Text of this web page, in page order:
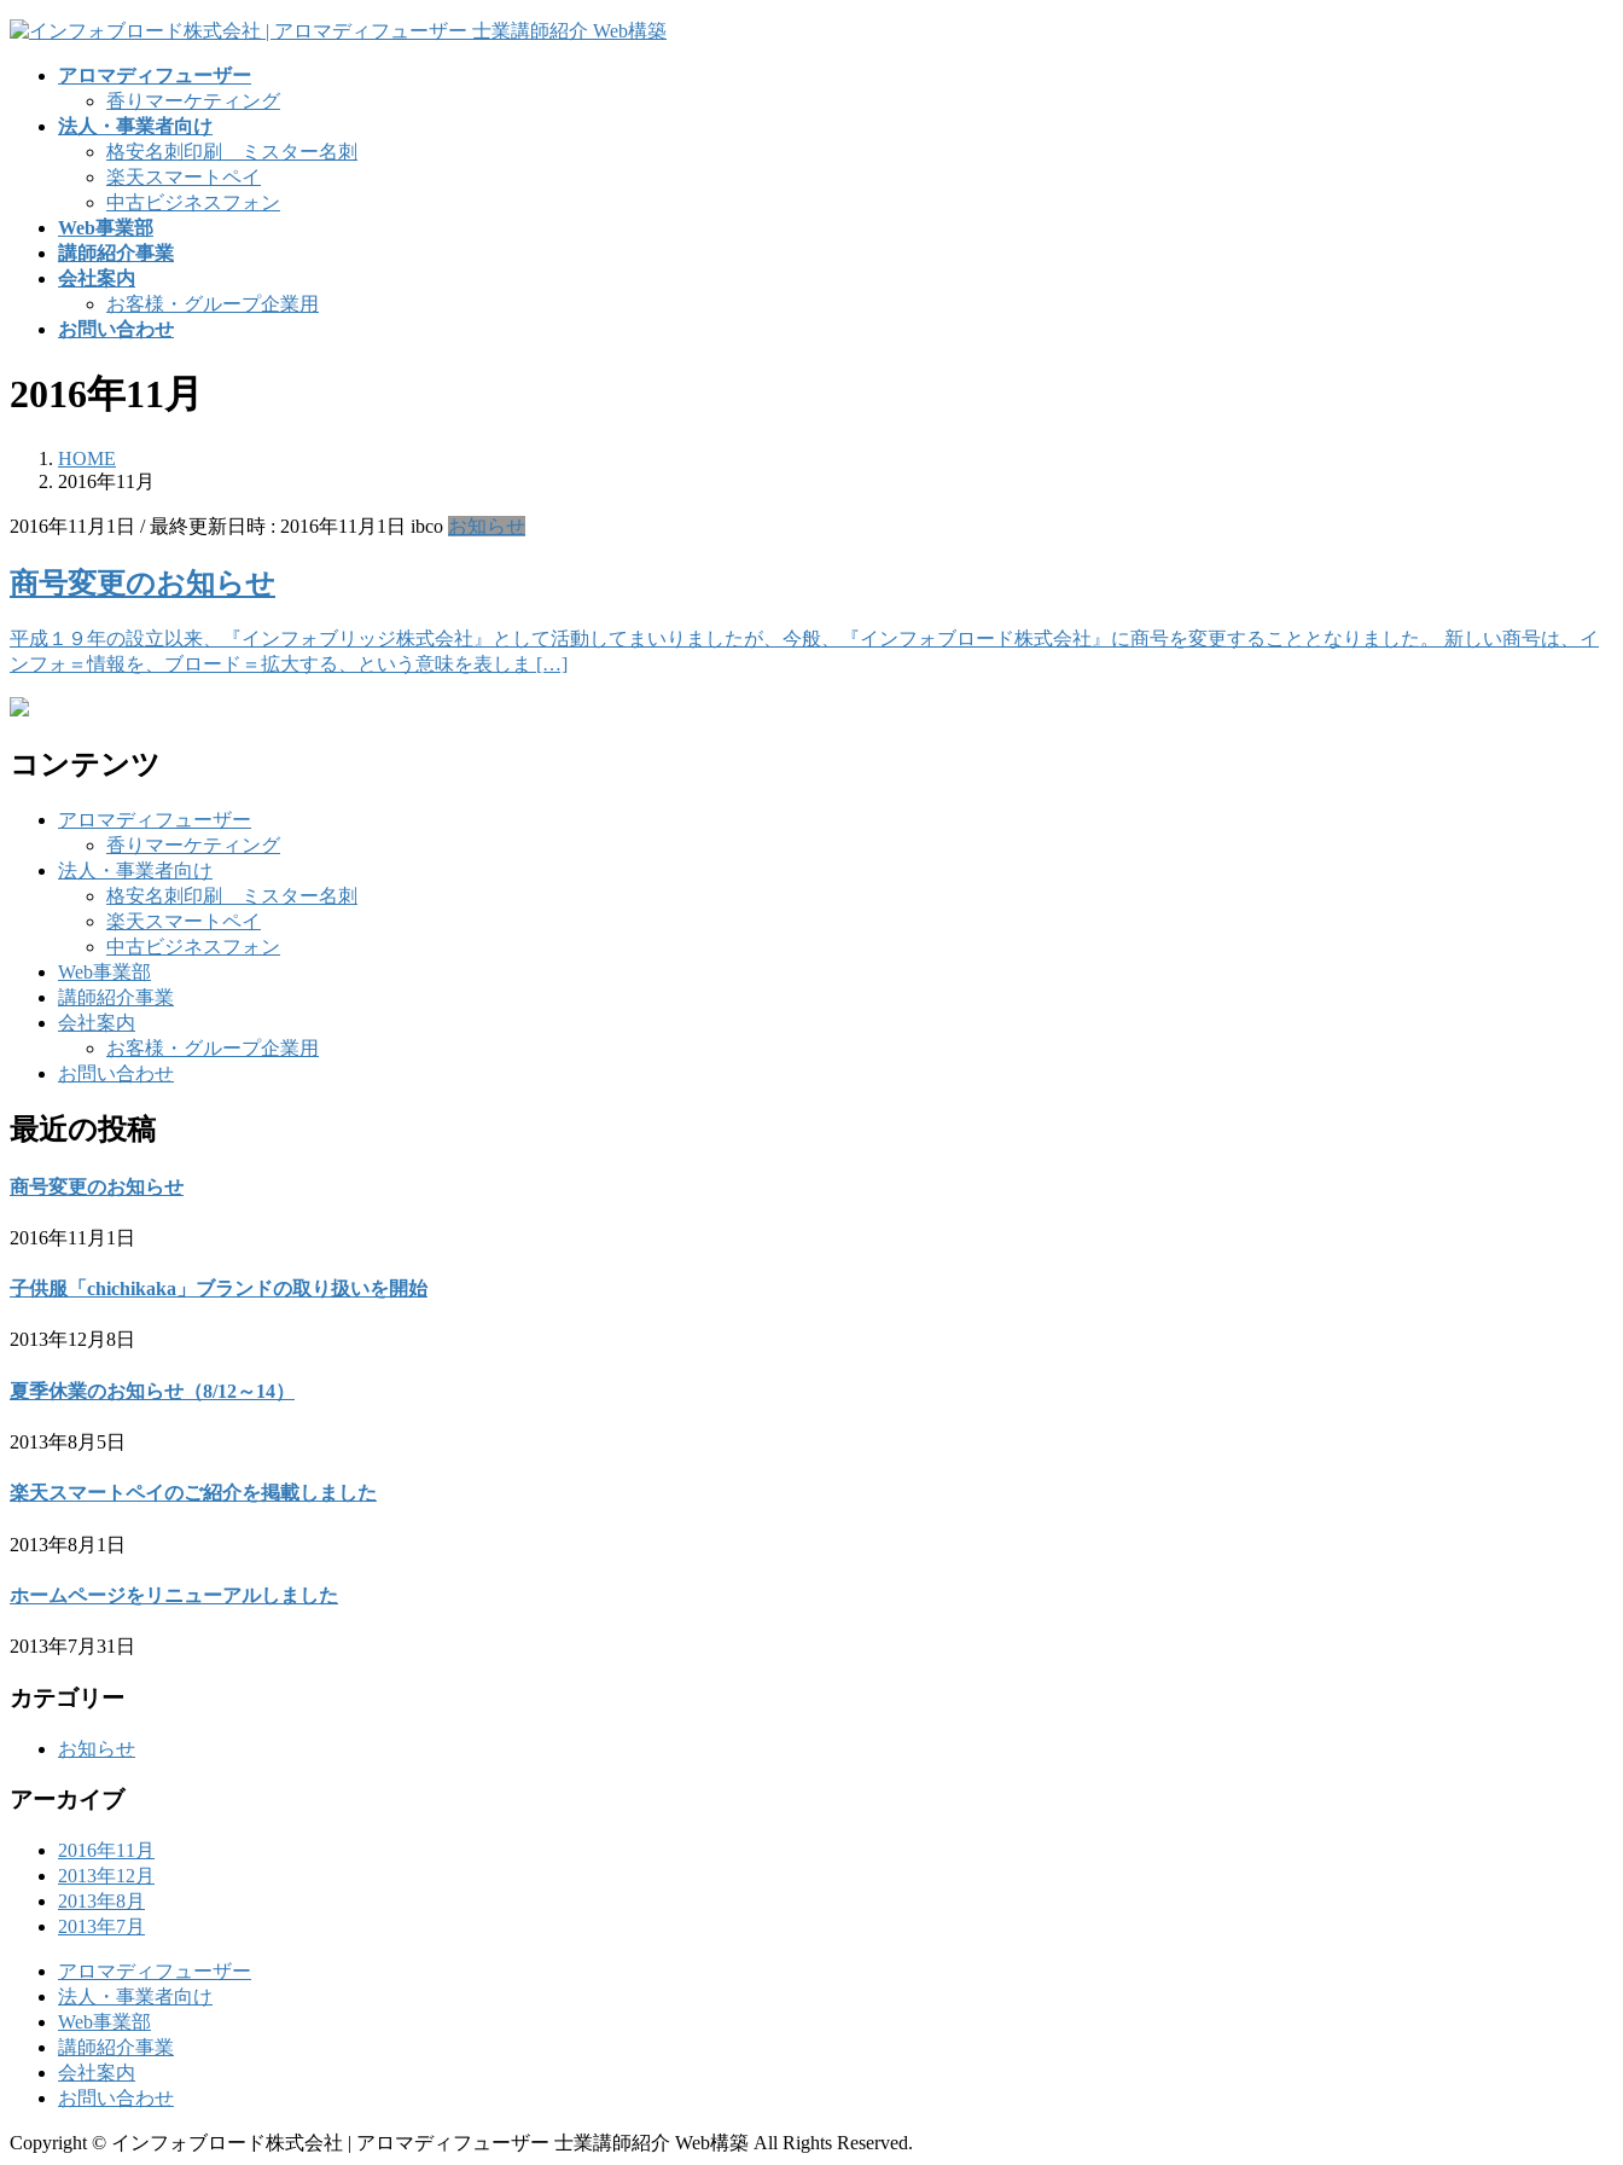
コ
ナ
アロマディフューザー
香りマーケティング
法人・事業者向け
格安名刺印刷 ミスター名刺
楽天スマートペイ
中古ビジネスフォン
Web事業部
講師紹介事業
会社案内
お客様・グループ企業用
お問い合わせ
2016年11月
HOME
2016年11月
2016年11月1日 / 最終更新日時 : 2016年11月1日 ibco お知らせ
商号変更のお知らせ
平成１９年の設立以来、『インフォブリッジ株式会社』として活動してまいりましたが、今般、『インフォブロード株式会社』に商号を変更することとなりました。 新しい商号は、イ
ンフォ＝情報を、ブロード＝拡大する、という意味を表しま […]
コンテンツ
アロマディフューザー
香りマーケティング
法人・事業者向け
格安名刺印刷 ミスター名刺
楽天スマートペイ
中古ビジネスフォン
Web事業部
講師紹介事業
会社案内
お客様・グループ企業用
お問い合わせ
最近の投稿
商号変更のお知らせ
2016年11月1日
子供服「chichikaka」ブランドの取り扱いを開始
2013年12月8日
夏季休業のお知らせ（8/12～14）
2013年8月5日
楽天スマートペイのご紹介を掲載しました
2013年8月1日
ホームページをリニューアルしました
2013年7月31日
カテゴリー
お知らせ
アーカイブ
2016年11月
2013年12月
2013年8月
2013年7月
アロマディフューザー
法人・事業者向け
Web事業部
講師紹介事業
会社案内
お問い合わせ
Copyright © インフォブロード株式会社 | アロマディフューザー 士業講師紹介 Web構築 All Rights Reserved.